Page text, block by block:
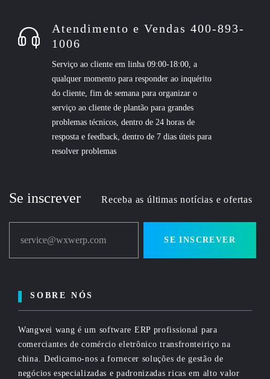
Atendimento e Vendas 400-893-
1006
Serviço ao cliente em linha 09:00-18:00, a
qualquer momento para responder ao inquérito
do cliente, fim de semana para organizar o
serviço ao cliente de plantão para grandes
problemas técnicos, dentro de 24 horas de
resposta e feedback, dentro de 7 dias úteis para
resolver problemas
Se inscrever Receba as últimas notícias e ofertas
service@wxwerp.com SE INSCREVER
SOBRE NÓS
Wangwei wang é um software ERP profissional para
comerciantes de comércio eletrônico transfronteiriço na
china. Dedicamo-nos a fornecer soluções de gestão de
negócios especializadas e padronizadas ricas em alto valor